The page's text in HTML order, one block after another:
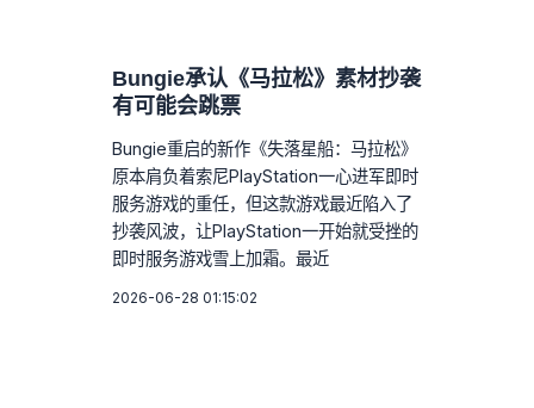
Bungie承认《马拉松》素材抄袭
有可能会跳票
Bungie重启的新作《失落星船：马拉松》
原本肩负着索尼PlayStation一心进军即时
服务游戏的重任，但这款游戏最近陷入了
抄袭风波，让PlayStation一开始就受挫的
即时服务游戏雪上加霜。最近
2026-06-28 01:15:02